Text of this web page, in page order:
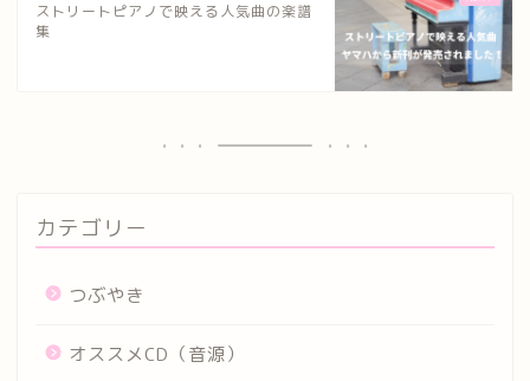
ストリートピアノで映える人気曲の楽譜
集
カテゴリー
つぶやき
オススメCD（音源）